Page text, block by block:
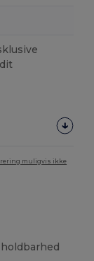
muligvis ikke